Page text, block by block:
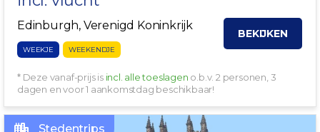
Edinburgh, Verenigd Koninkrijk
WEEKJE WEEKENDJE
BEKIJKEN
* Deze vanaf-prijs is incl. alle toeslagen o.b.v. 2 personen, 3
dagen en voor 1 aankomstdag beschikbaar!
Stedentrips